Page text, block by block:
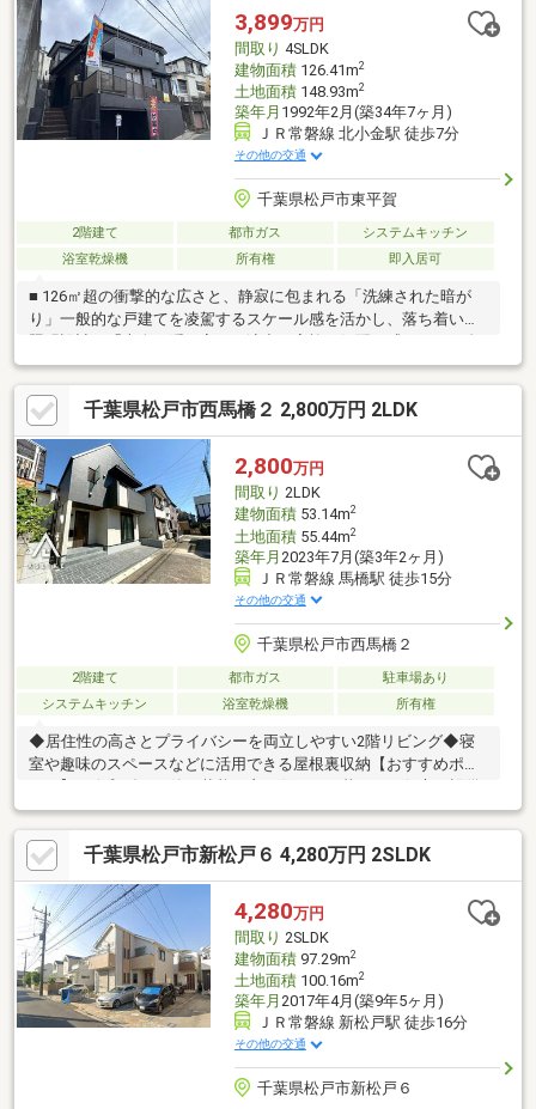
チン交換・ユニットバス交換・洗面化粧台交換・トイレ交換・フ
ロアタイル、CF、クロス、建具交換・外壁、屋根塗装・ハウスク
リーニングなど
3,899万円
間取り 4SLDK
建物面積126.41m2
土地面積148.93m2
築年月 1992年2月(築34年7ヶ月)
ＪＲ常磐線 北小金駅 徒歩7分
その他の交通
千葉県松戸市東平賀
2階建て 都市ガス
システムキッチン
浴室乾燥機
所有権 即入居可
■ 126㎡超の衝撃的な広さと、静寂に包まれる「洗練された暗が
り」一般的な戸建てを凌駕するスケール感を活かし、落ち着いた
分だけの時間を愉しめる贅沢な空間です■遊び心を刺激する
「2WAY書斎」と「ハンモック」のある日常集中できる書斎やハン
モックを標準装備。機能性と趣味性を両立させた設計が、忙しい
日々にクリエイティブな休息とゆとりをもたらします■「駅徒歩7
分」の資産価値と、内外装フルリノベーションの安心感常磐線至
近の好立地。屋根・外壁から水回りまで一新されており、新築同
様のコンディションで心地よい新生活を即座にスタートできます
千葉県松戸市西馬橋２ 2,800万円 2LDK
2,800万円
間取り 2LDK
建物面積53.14m2
土地面積55.44m2
築年月 2023年7月(築3年2ヶ月)
ＪＲ常磐線 馬橋駅 徒歩15分
その他の交通
千葉県松戸市西馬橋２
2階建て 都市ガス
駐車場あり
システムキッチン
浴室乾燥機 所有権
◆居住性の高さとプライバシーを両立しやすい2階リビング◆寝
室や趣味のスペースなどに活用できる屋根裏収納【おすすめポイ
が充実 - 食洗機付きシステムキッチン、浴室乾燥機など・JR常
磐緩行線「馬橋」駅まで徒歩15分・徒歩10分圏内にスーパーやコ
ンビニ、ドラッグストアなど。日々のお買い物がラクラク◆◇ご
案内・詳細資料のご請求はお気軽にどうぞ◇◆TEL：047-362-
0888【お支払い例】月々80088円（頭金ナシで購入OK！）（2800
万円 / 1.08％ / 35年）今のお家賃と比べていかがでしょうか？
千葉県松戸市新松戸６ 4,280万円 2SLDK
4,280万円
間取り 2SLDK
建物面積97.29m2
土地面積100.16m2
築年月 2017年4月(築9年5ヶ月)
ＪＲ常磐線 新松戸駅 徒歩16分
その他の交通
千葉県松戸市新松戸６